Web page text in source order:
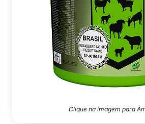
Clique na imagem para